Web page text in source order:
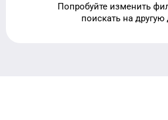
Попробуйте изменить
поискать на другую